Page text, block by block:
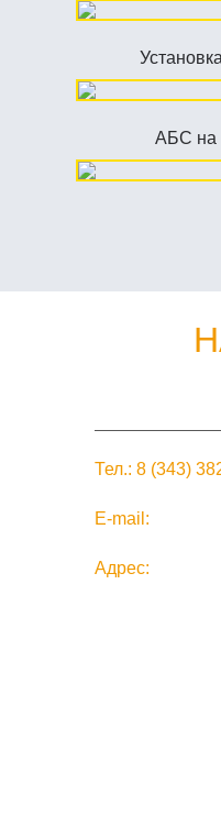
АБС на
Тел.: 8 (343)
E-mail:
Адрес: